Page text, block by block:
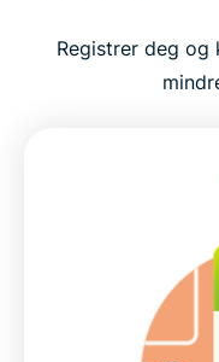
Se de nyeste
Høyytelses-VPN
Bygget for
Koble trygt til
Registrer deg og